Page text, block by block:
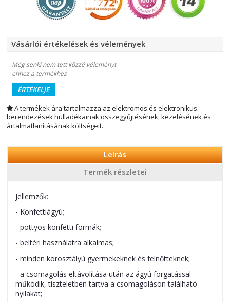
Vásárlói értékelések és vélemények
Még senki nem tett közzé véleményt
ehhez a termékhez
ÉRTÉKELJE
A termékek ára tartalmazza az elektromos és elektronikus
berendezések hulladékainak összegyűjtésének, kezelésének és
ártalmatlanításának költségeit.
Leírás
Termék részletei
Jellemzők:
- Konfettiágyú;
- pöttyös konfetti formák;
- beltéri használatra alkalmas;
- minden korosztályú gyermekeknek és felnőtteknek;
- a csomagolás eltávolítása után az ágyú forgatással
működik, tiszteletben tartva a csomagoláson található
nyilakat;